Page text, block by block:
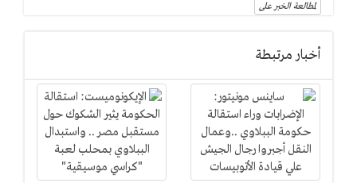
لمطالعة الخبر على
أخبار مرتبطة